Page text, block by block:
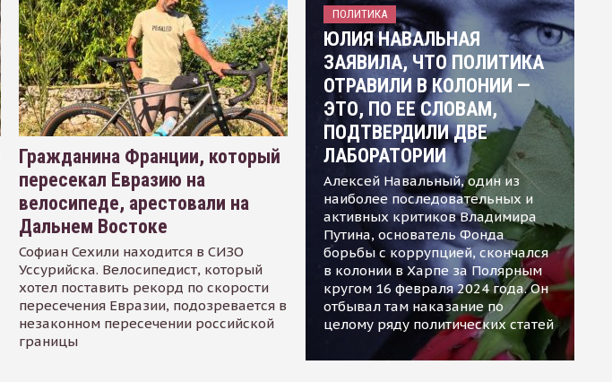
Гражданина Франции, который
пересекал Евразию на
велосипеде, арестовали на
Дальнем Востоке
Софиан Сехили находится в СИЗО
Уссурийска. Велосипедист, который
хотел поставить рекорд по скорости
пересечения Евразии, подозревается в
незаконном пересечении российской
границы
ПОЛИТИКА
ЮЛИЯ НАВАЛЬНАЯ
ЗАЯВИЛА, ЧТО ПОЛИТИКА
ОТРАВИЛИ В КОЛОНИИ —
ЭТО, ПО ЕЕ СЛОВАМ,
ПОДТВЕРДИЛИ ДВЕ
ЛАБОРАТОРИИ
Алексей Навальный, один из
наиболее последовательных и
активных критиков Владимира
Путина, основатель Фонда
борьбы с коррупцией, скончался
в колонии в Харпе за Полярным
кругом 16 февраля 2024 года. Он
отбывал там наказание по
целому ряду политических статей